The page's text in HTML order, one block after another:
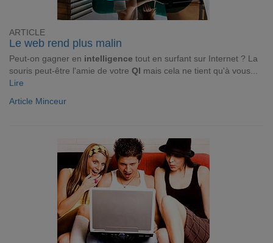
ARTICLE
Le web rend plus malin
Peut-on gagner en intelligence tout en surfant sur Internet ? La
souris peut-être l'amie de votre QI mais cela ne tient qu'à vous...
Lire
Article Minceur